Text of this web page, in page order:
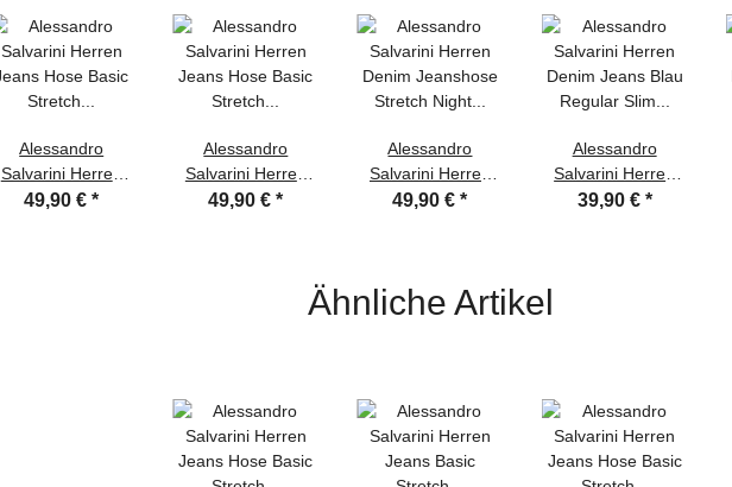
Alessandro
Salvarini Herren
Jeans Hose Basic
49,90 €*
Alessandro
Salvarini Herren
Jeans Hose Basic
49,90 €*
Alessandro
Salvarini Herren
Denim Jeanshose
49,90 €*
Alessandro
Salvarini Herren
Denim Jeans Blau
39,90 € *
Ähnliche Artikel